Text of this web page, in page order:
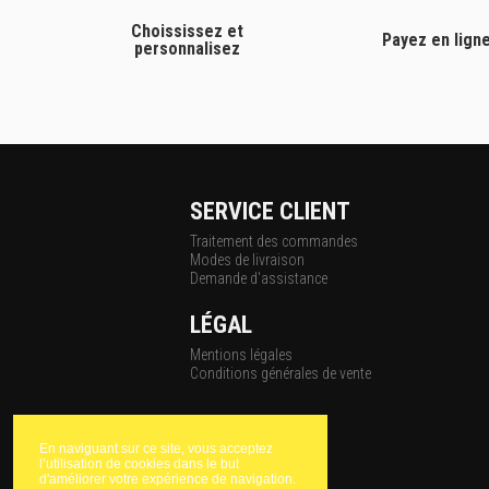
En naviguant sur ce site, vous acceptez
l’utilisation de cookies dans le but
d'améliorer votre expérience de navigation.
Choississez et
personnalisez
Payez en
SERVICE CLIENT
Traitement des commandes
Modes de livraison
Demande d'assistance
LÉGAL
Mentions légales
Conditions générales de vente